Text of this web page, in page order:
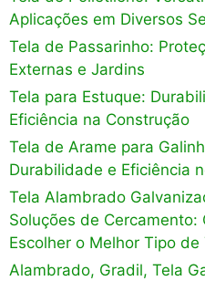
Aplicações em Diversos
Tela de Passarinho:
Externas e Jardins
Tela para Estuque:
Eficiência na Construção
Tela de Arame para
Durabilidade e Eficiência
Tela Alambrado
Soluções de Cercamento:
Escolher o Melhor Tipo de
Alambrado, Gradil, Tela